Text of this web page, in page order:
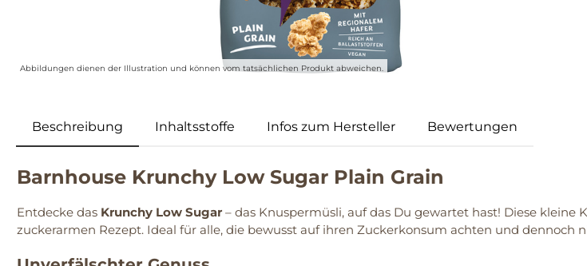
Abbildungen dienen der Illustration und können vom tatsächlichen Produkt abweichen.
Beschreibung Inhaltsstoffe Infos zum Hersteller Bewertungen
Barnhouse Krunchy Low Sugar Plain Grain
Entdecke das Krunchy Low Sugar – das Knuspermüsli, auf das Du gewartet hast! Diese
zuckerarmen Rezept. Ideal für alle, die bewusst auf ihren Zuckerkonsum achten und dennoch